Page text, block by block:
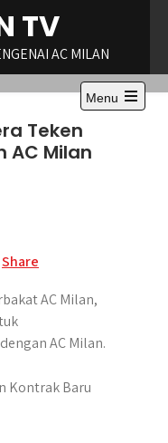
TV
AC MILAN
Menu
Open
Teken
AC Milan
Share
AC Milan,
AC Milan.